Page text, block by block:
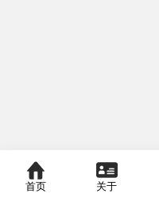
首页 关于